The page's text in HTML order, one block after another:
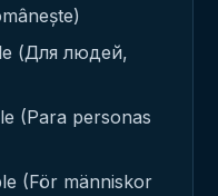
(Для людей,
(Para personas
(För människor